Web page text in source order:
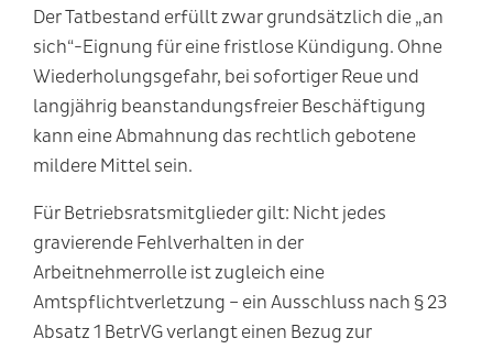
Der Tatbestand erfüllt zwar grundsätzlich die „an
sich“-Eignung für eine fristlose Kündigung. Ohne
Wiederholungsgefahr, bei sofortiger Reue und
langjährig beanstandungsfreier Beschäftigung
kann eine Abmahnung das rechtlich gebotene
mildere Mittel sein.
Für Betriebsratsmitglieder gilt: Nicht jedes
gravierende Fehlverhalten in der
Arbeitnehmerrolle ist zugleich eine
Amtspflichtverletzung – ein Ausschluss nach § 23
Absatz 1 BetrVG verlangt einen Bezug zur